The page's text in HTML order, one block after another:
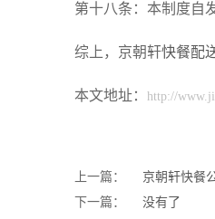
第十八条：本制度自
综上，京朝轩快餐配
本文地址： http://
上一篇：
京朝轩快餐
下一篇：
没有了